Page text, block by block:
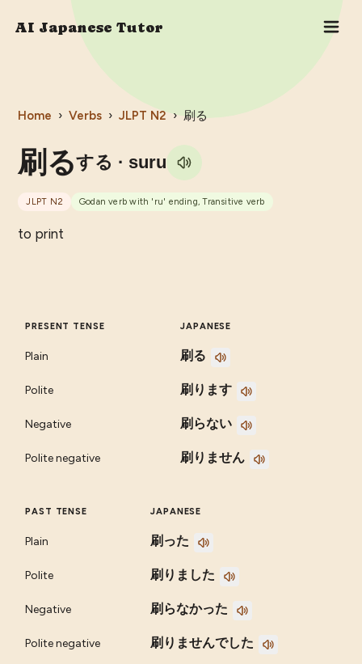
AI Japanese Tutor
Home › Verbs › JLPT N2 › 刷る
刷るする · suru
JLPT N2 Godan verb with 'ru' ending, Transitive verb
to print
PRESENT TENSE JAPANESE
Plain 刷る
Polite 刷ります
Negative 刷らない
Polite negative 刷りません
PAST TENSE JAPANESE
Plain 刷った
Polite 刷りました
Negative 刷らなかった
Polite negative 刷りませんでした